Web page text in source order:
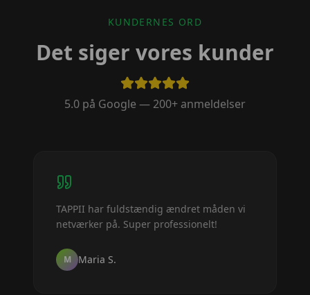
KUNDERNES ORD
Det siger vores kunder
5.0 på Google — 200+ anmeldelser
TAPPII har fuldstændig ændret måden vi
netværker på. Super professionelt!
M Maria S.